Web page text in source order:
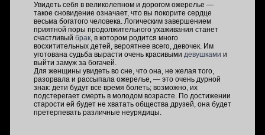
Увидеть себя в великолепном и дорогом ожерелье —
такое сновидение означает, что вы покорите сердце
весьма богатого человека. Логическим завершением
приятной поры продолжительного ухаживания станет
счастливый брак, в котором родится много
восхитительных детей, вероятнее всего, девочек. Им
уготована судьба вырасти очень красивыми девушками и
выйти замуж за богачей.
Для женщины увидеть во сне, что она, не желая того,
разорвала и рассыпала ожерелье, — это очень дурной
знак: дети будут все время болеть; возможно, их
подстерегает смерть в молодом возрасте. По достижении
старости ей будет не хватать общества друзей, она будет
претерпевать различные неурядицы.